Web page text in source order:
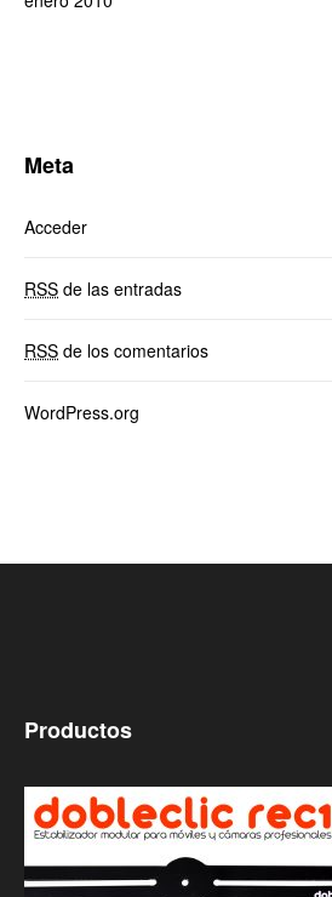
Meta
Acceder
RSS de las entradas
RSS de los comentarios
WordPress.org
Productos